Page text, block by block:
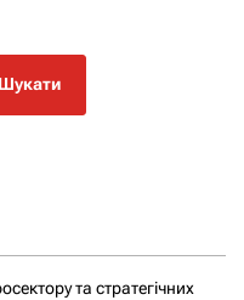
та стратегічних